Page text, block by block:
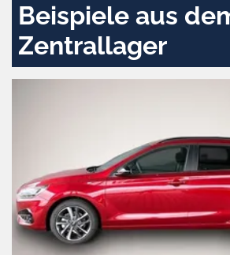
Beispiele aus
Zentrallager